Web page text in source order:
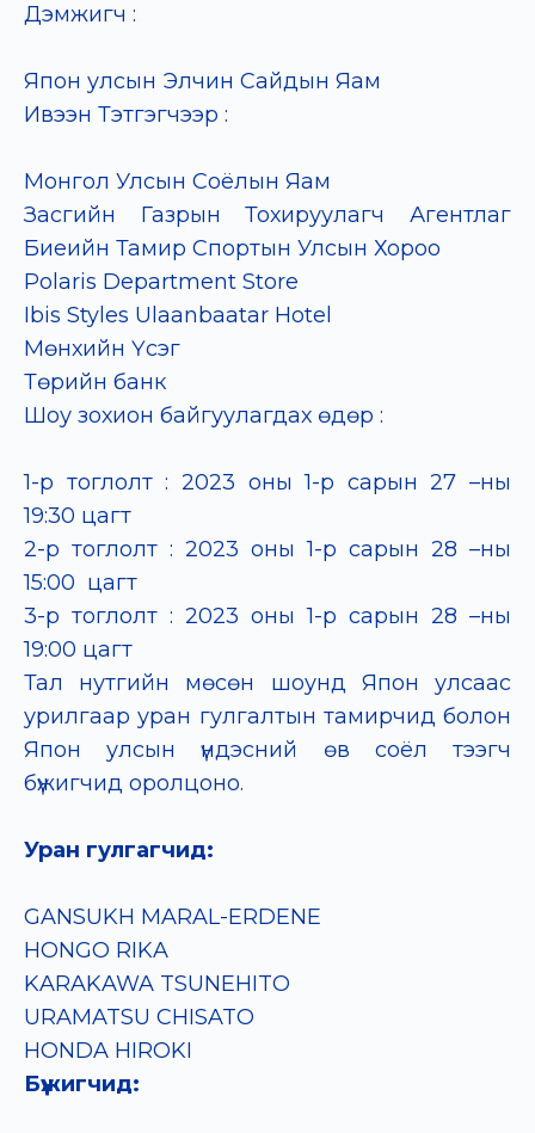
Дэмжигч :
Япон улсын Элчин Сайдын Яам
Ивээн Тэтгэгчээр :
Монгол Улсын Соёлын Яам
Засгийн Газрын Тохируулагч Агентлaг
Биеийн Тамир Спортын Улсын Хороо
Polaris Department Store
Ibis Styles Ulaanbaatar Hotel
Мөнхийн Үсэг
Төрийн банк
Шоу зохион байгуулагдах өдөр :
1-р тоглолт : 2023 оны 1-р сарын 27 –ны
19:30 цагт
2-р тоглолт : 2023 оны 1-р сарын 28 –ны
15:00 цагт
3-р тоглолт : 2023 оны 1-р сарын 28 –ны
19:00 цагт
Тал нутгийн мөсөн шоунд Япон улсаас
урилгаар уран гулгалтын тамирчид болон
Япон улсын үндэсний өв соёл тээгч
бүжигчид оролцоно.
Уран гулгагчид:
GANSUKH MARAL-ERDENE
HONGO RIKA
KARAKAWA TSUNEHITO
URAMATSU CHISATO
HONDA HIROKI
Бүжигчид: